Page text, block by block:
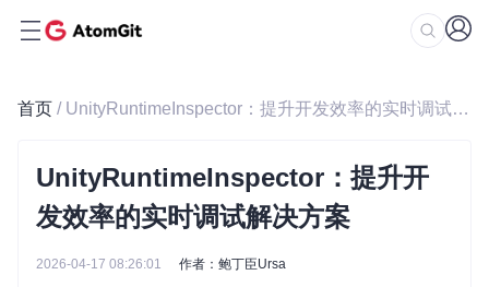
首页 / UnityRuntimeInspector：提升开发效率的实时调试解决方案
UnityRuntimeInspector：提升开
发效率的实时调试解决方案
2026-04-17 08:26:01 作者：鲍丁臣Ursa